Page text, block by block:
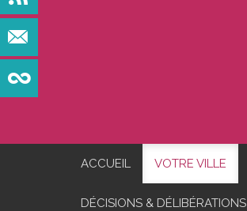
ACCUEIL VOTRE VILLE
DÉCISIONS & DÉLIBÉRATIONS